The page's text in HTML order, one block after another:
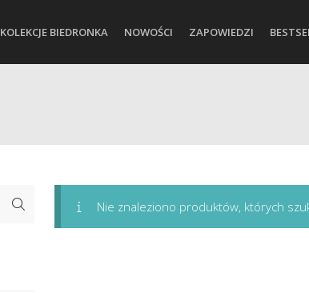
KOLEKCJE BIEDRONKA NOWOŚCI ZAPOWIEDZI
Nie znaleziono produktów, których